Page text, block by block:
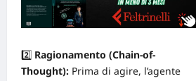
2️⃣ Ragionamento (Chain-of-
Thought): Prima di agire, l’agente